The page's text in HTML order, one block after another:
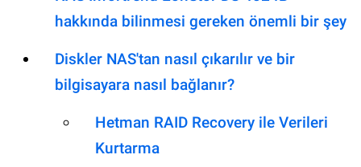
hakkında bilinmesi gereken önemli bir şey
Diskler NAS'tan nasıl çıkarılır ve bir
bilgisayara nasıl bağlanır?
Hetman RAID Recovery ile Verileri
Kurtarma